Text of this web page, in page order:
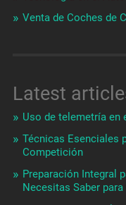
Venta de Coches de
Latest
Uso de telemetría
Técnicas Esenciales
Competición
Preparación Integral
Necesitas Saber